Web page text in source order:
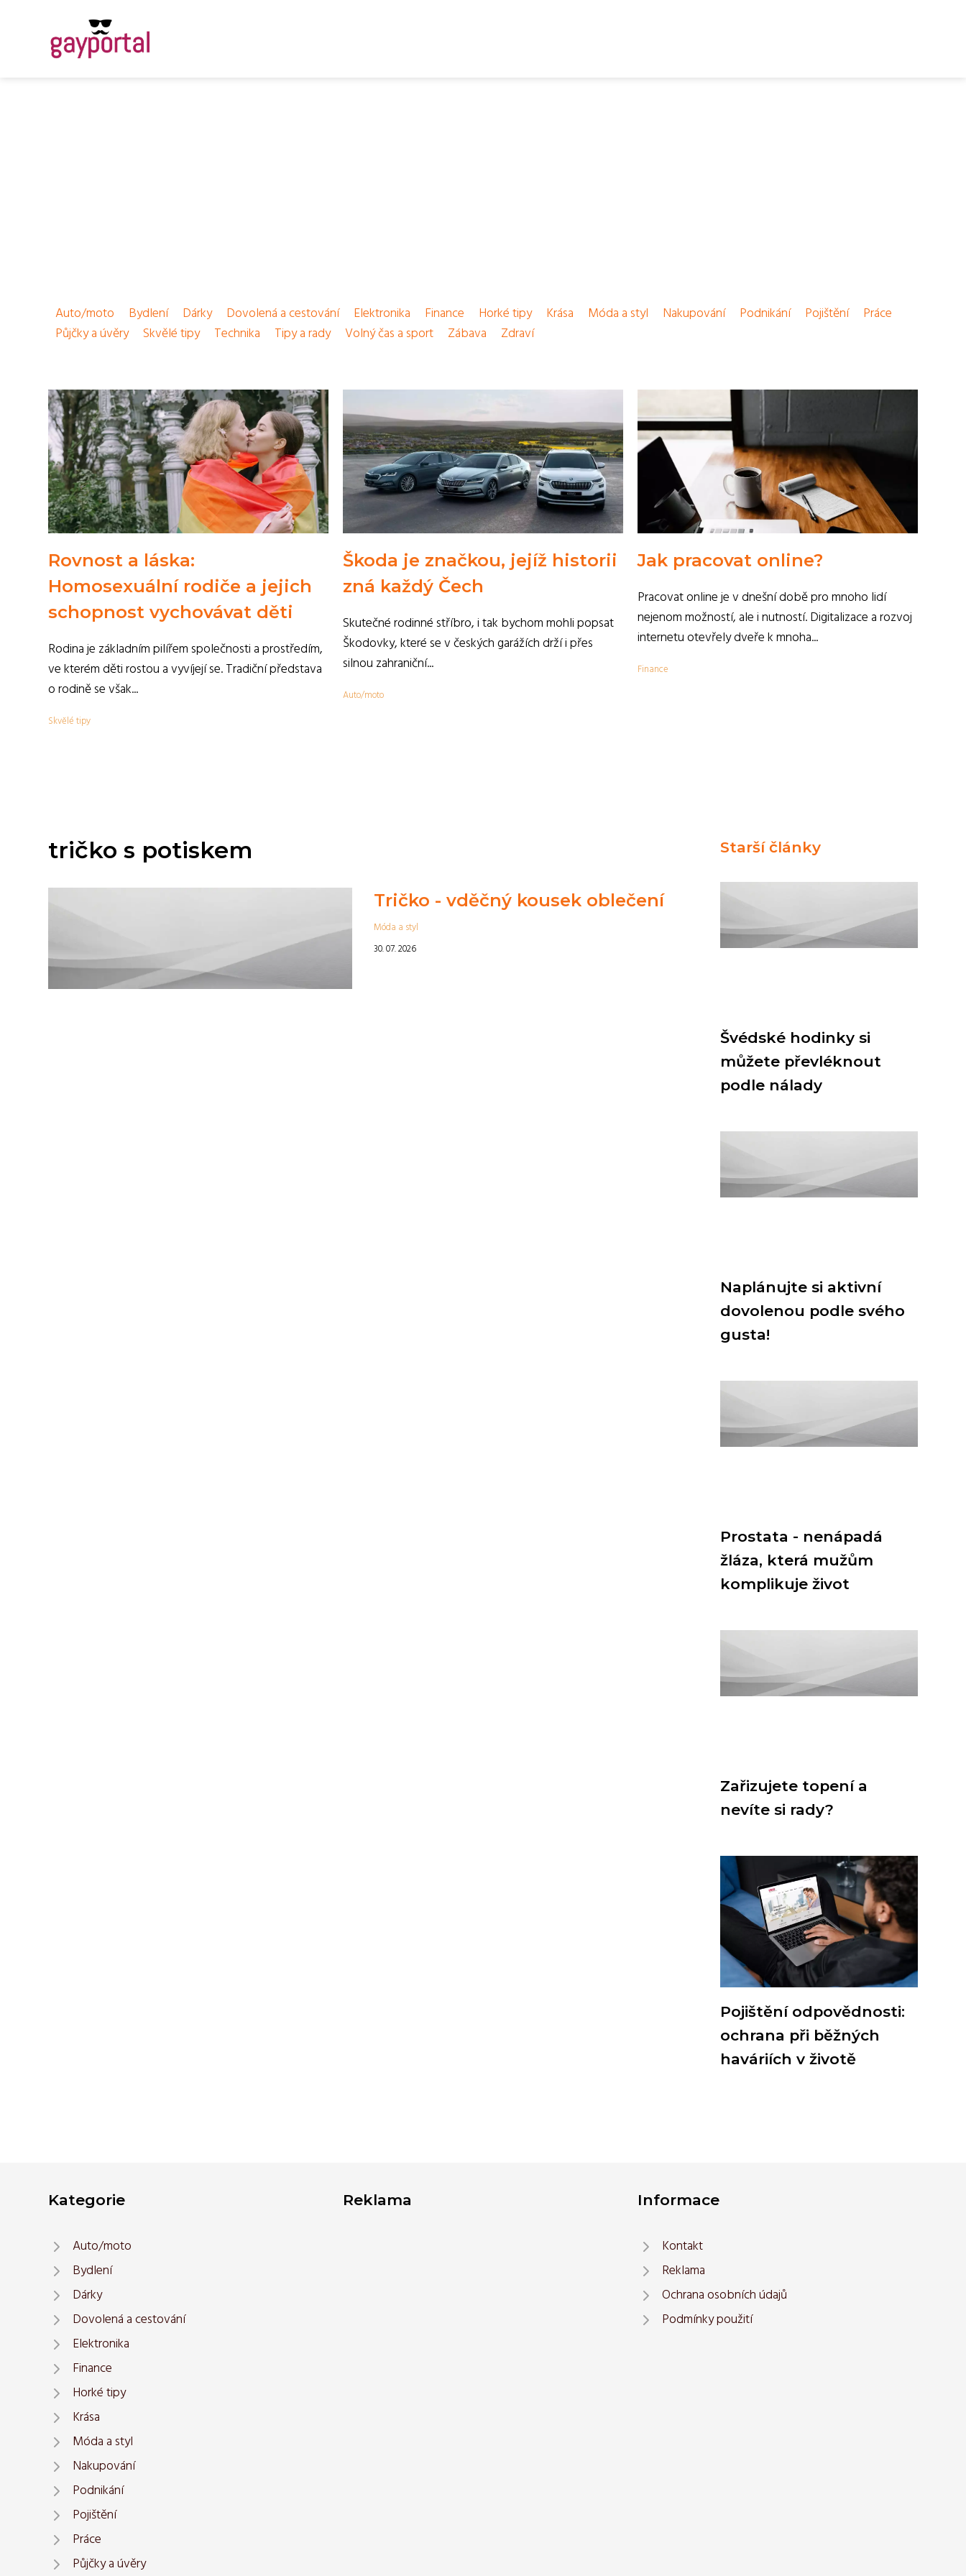
Auto/moto Bydlení Dárky Dovolená a cestování Elektronika Finance Horké tipy Krása Móda a styl Nakupování Podnikání Pojištění
Práce
Půjčky a úvěry
Skvělé tipy Technika Tipy a rady Volný čas a sport Zábava Zdraví
Rovnost a láska:
Homosexuální rodiče a jejich
schopnost vychovávat děti
Rodina je základním pilířem společnosti a prostředím,
ve kterém děti rostou a vyvíjejí se. Tradiční představa
o rodině se však...
Skvělé tipy
Škoda je značkou, jejíž historii
zná každý Čech
Skutečné rodinné stříbro, i tak bychom mohli popsat
Škodovky, které se v českých garážích drží i přes
silnou zahraniční...
Auto/moto
Jak pracovat online?
Pracovat online je v dnešní době pro mnoho lidí
nejenom možností, ale i nutností. Digitalizace a rozvoj
internetu otevřely dveře k mnoha...
Finance
tričko s potiskem
Tričko - vděčný kousek oblečení
Móda a styl
30. 07. 2026
Starší články
Švédské hodinky si
můžete převléknout
podle nálady
Naplánujte si aktivní
dovolenou podle svého
gusta!
Prostata - nenápadá
žláza, která mužům
komplikuje život
Zařizujete topení a
nevíte si rady?
Pojištění odpovědnosti:
ochrana při běžných
haváriích v životě
Kategorie
Auto/moto
Bydlení
Dárky
Dovolená a cestování
Elektronika
Finance
Horké tipy
Krása
Móda a styl
Nakupování
Podnikání
Pojištění
Práce
Půjčky a úvěry
Reklama Informace
Kontakt
Reklama
Ochrana osobních údajů
Podmínky použití